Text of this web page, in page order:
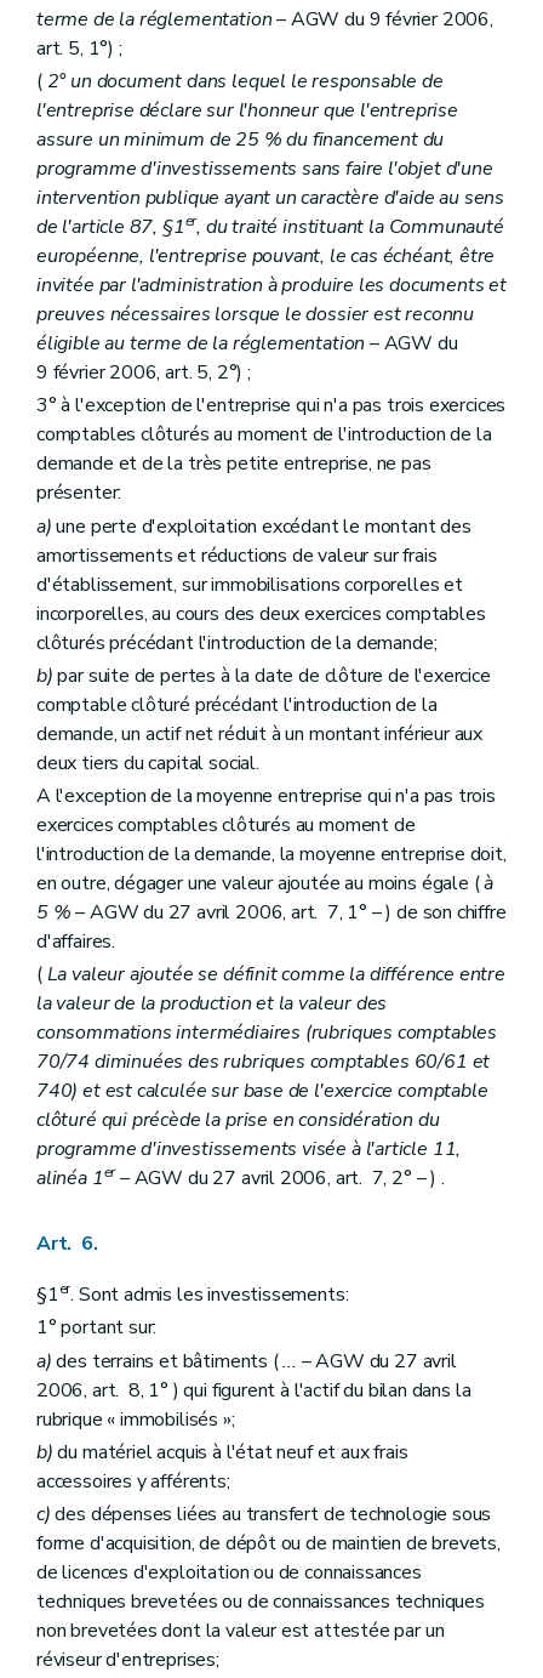
terme de la réglementation– AGW du 9 février 2006,
art. 5, 1°) ;
( 2° un document dans lequel le responsable de
l'entreprise déclare sur l'honneur que l'entreprise
assure un minimum de 25 % du financement du
programme d'investissements sans faire l'objet d'une
intervention publique ayant un caractère d'aide au sens
de l'article 87, §1er, du traité instituant la Communauté
européenne, l'entreprise pouvant, le cas échéant, être
invitée par l'administration à produire les documents et
preuves nécessaires lorsque le dossier est reconnu
éligible au terme de la réglementation – AGW du
9 février 2006, art. 5, 2°) ;
3° à l'exception de l'entreprise qui n'a pas trois exercices
comptables clôturés au moment de l'introduction de la
demande et de la très petite entreprise, ne pas
présenter:
a)une perte d'exploitation excédant le montant des
amortissements et réductions de valeur sur frais
d'établissement, sur immobilisations corporelles et
incorporelles, au cours des deux exercices comptables
clôturés précédant l'introduction de la demande;
b)par suite de pertes à la date de clôture de l'exercice
comptable clôturé précédant l'introduction de la
demande, un actif net réduit à un montant inférieur aux
deux tiers du capital social.
A l'exception de la moyenne entreprise qui n'a pas trois
exercices comptables clôturés au moment de
l'introduction de la demande, la moyenne entreprise doit,
en outre, dégager une valeur ajoutée au moins égale (à
5 %– AGW du 27 avril 2006, art. 7, 1° – ) de son chiffre
d'affaires.
(La valeur ajoutée se définit comme la différence entre
la valeur de la production et la valeur des
consommations intermédiaires (rubriques comptables
70/74 diminuées des rubriques comptables 60/61 et
740) et est calculée sur base de l'exercice comptable
clôturé qui précède la prise en considération du
programme d'investissements visée à l'article 11,
alinéa 1er– AGW du 27 avril 2006, art. 7, 2° – ) .
Art. 6.
§1er. Sont admis les investissements:
1° portant sur:
a)des terrains et bâtiments (... – AGW du 27 avril
2006, art. 8, 1° ) qui figurent à l'actif du bilan dans la
rubrique « immobilisés »;
b)du matériel acquis à l'état neuf et aux frais
accessoires y afférents;
c)des dépenses liées au transfert de technologie sous
forme d'acquisition, de dépôt ou de maintien de brevets,
de licences d'exploitation ou de connaissances
techniques brevetées ou de connaissances techniques
non brevetées dont la valeur est attestée par un
réviseur d'entreprises;